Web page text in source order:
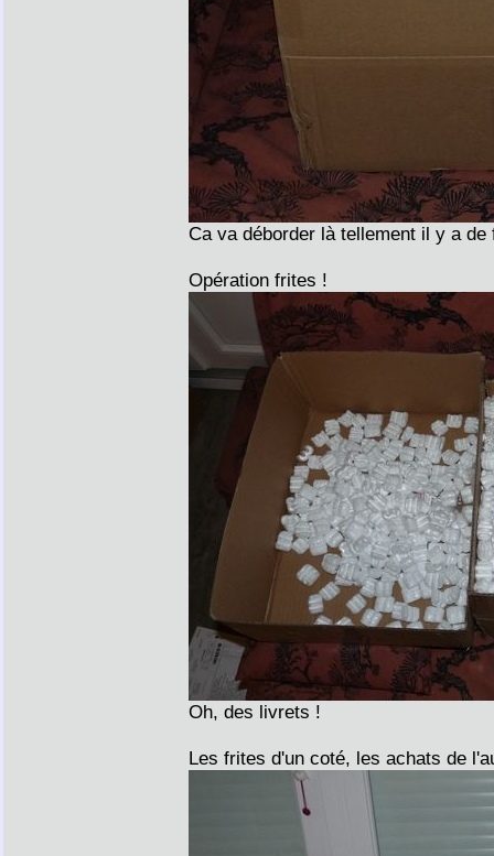
Ca va déborder là tellement il y a
Opération frites !
Oh, des livrets !
Les frites d'un coté, les achats de